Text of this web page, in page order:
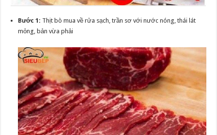
Bước 1: Thịt bò mua về rửa sạch, trần sơ với nước nóng, thái lát
mỏng, bản vừa phải